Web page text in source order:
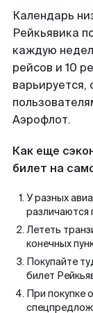
Календарь
Рейкьявика
каждую
рейсов и 10
варьируется,
Аэрофлот.
Как еще
билет на
У разных
различаются
Лететь
конечных
Покупайте
билет
При покупке